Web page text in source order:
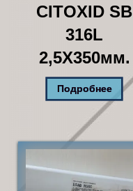
CITOXID SB
316L
2,5X350мм.
Подробнее